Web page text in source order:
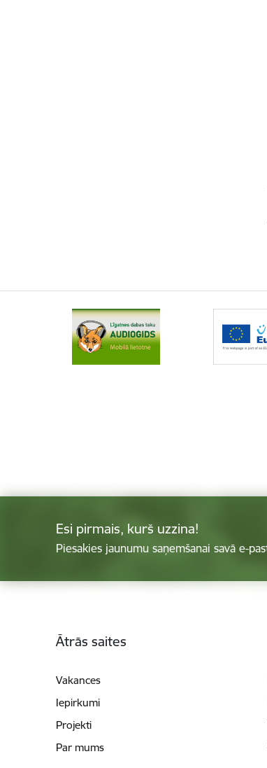
Esi pirmais, kurš uzzina!
Piesakies jaunumu saņemšanai savā e-
Ātrās saites
Vakances
Iepirkumi
Projekti
Par mums